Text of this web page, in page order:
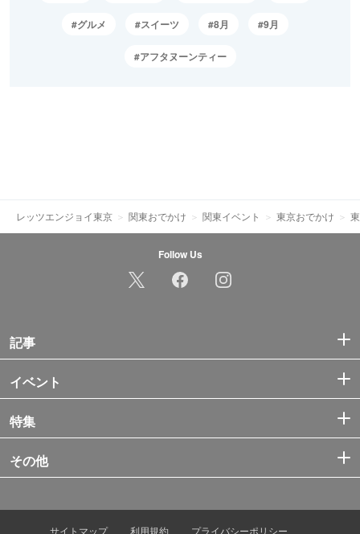
グルメ スイーツ 8月 9月
アフタヌーンティー
レッツエンジョイ東京 関東おでかけ 関東イベント 東京おでかけ
Follow Us
記事
イベント
特集
その他
サイトマップ 利用規約 プライバシーポリシー